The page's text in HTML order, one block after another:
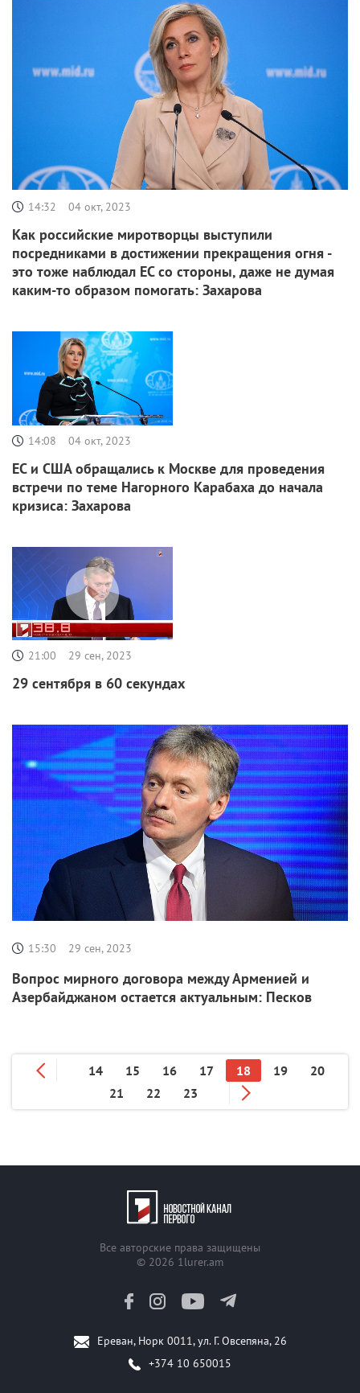
14:32 04 окт, 2023
Как российские миротворцы выступили
посредниками в достижении прекращения огня -
это тоже наблюдал ЕС со стороны, даже не думая
каким-то образом помогать: Захарова
14:08 04 окт, 2023
ЕС и США обращались к Москве для проведения
встречи по теме Нагорного Карабаха до начала
кризиса: Захарова
21:00 29 сен, 2023
29 сентября в 60 секундах
15:30 29 сен, 2023
Вопрос мирного договора между Арменией и
Азербайджаном остается актуальным: Песков
14 15 16 17 18 19
20
21
22 23
Все авторские права защищены
© 2026 1lurer.am
Ереван, Норк 0011, ул. Г. Овсепяна, 26
+374 10 650015